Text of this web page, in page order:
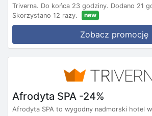
Triverna. Do końca 23 godziny. Dodano 21
Skorzystano 12 razy.
new
Zobacz promocję
Afrodyta SPA -24%
Afrodyta SPA to wygodny nadmorski hotel